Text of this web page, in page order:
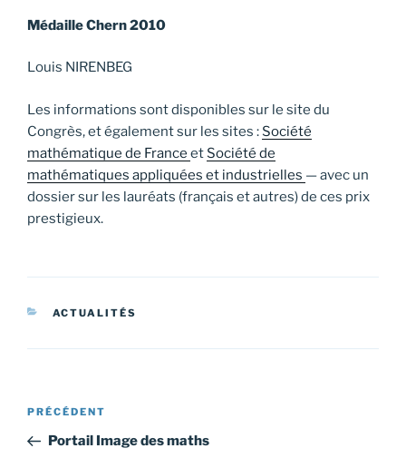
Médaille Chern 2010
Louis NIRENBEG
Les informations sont disponibles sur le site du
Congrès, et également sur les sites : Société
mathématique de France et Société de
mathématiques appliquées et industrielles — avec un
dossier sur les lauréats (français et autres) de ces prix
prestigieux.
CATÉGORIES
ACTUALITÉS
Navigation
l’article
Article
précédent
PRÉCÉDENT
Portail Image des maths